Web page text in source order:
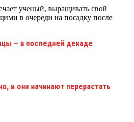
ученый, выращивать свой
в очереди на посадку после
– в последней декаде
и они начинают перерастать